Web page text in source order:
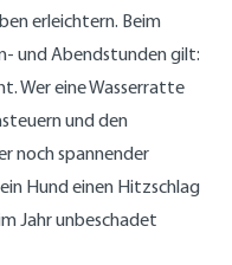
erleichtern. Beim
und Abendstunden gilt:
Wer eine Wasserratte
und den
noch spannender
Hund einen Hitzschlag
Jahr unbeschadet